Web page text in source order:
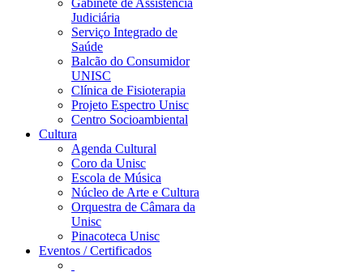
Gabinete de Assistência
Judiciária
Serviço Integrado de
Saúde
Balcão do Consumidor
UNISC
Clínica de Fisioterapia
Projeto Espectro Unisc
Centro Socioambiental
Cultura
Agenda Cultural
Coro da Unisc
Escola de Música
Núcleo de Arte e Cultura
Orquestra de Câmara da
Unisc
Pinacoteca Unisc
Eventos / Certificados